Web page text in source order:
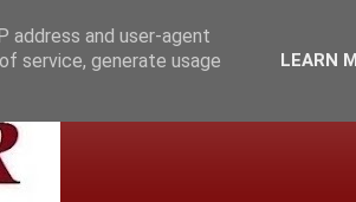
address and user-agent
service, generate usage
LEARN